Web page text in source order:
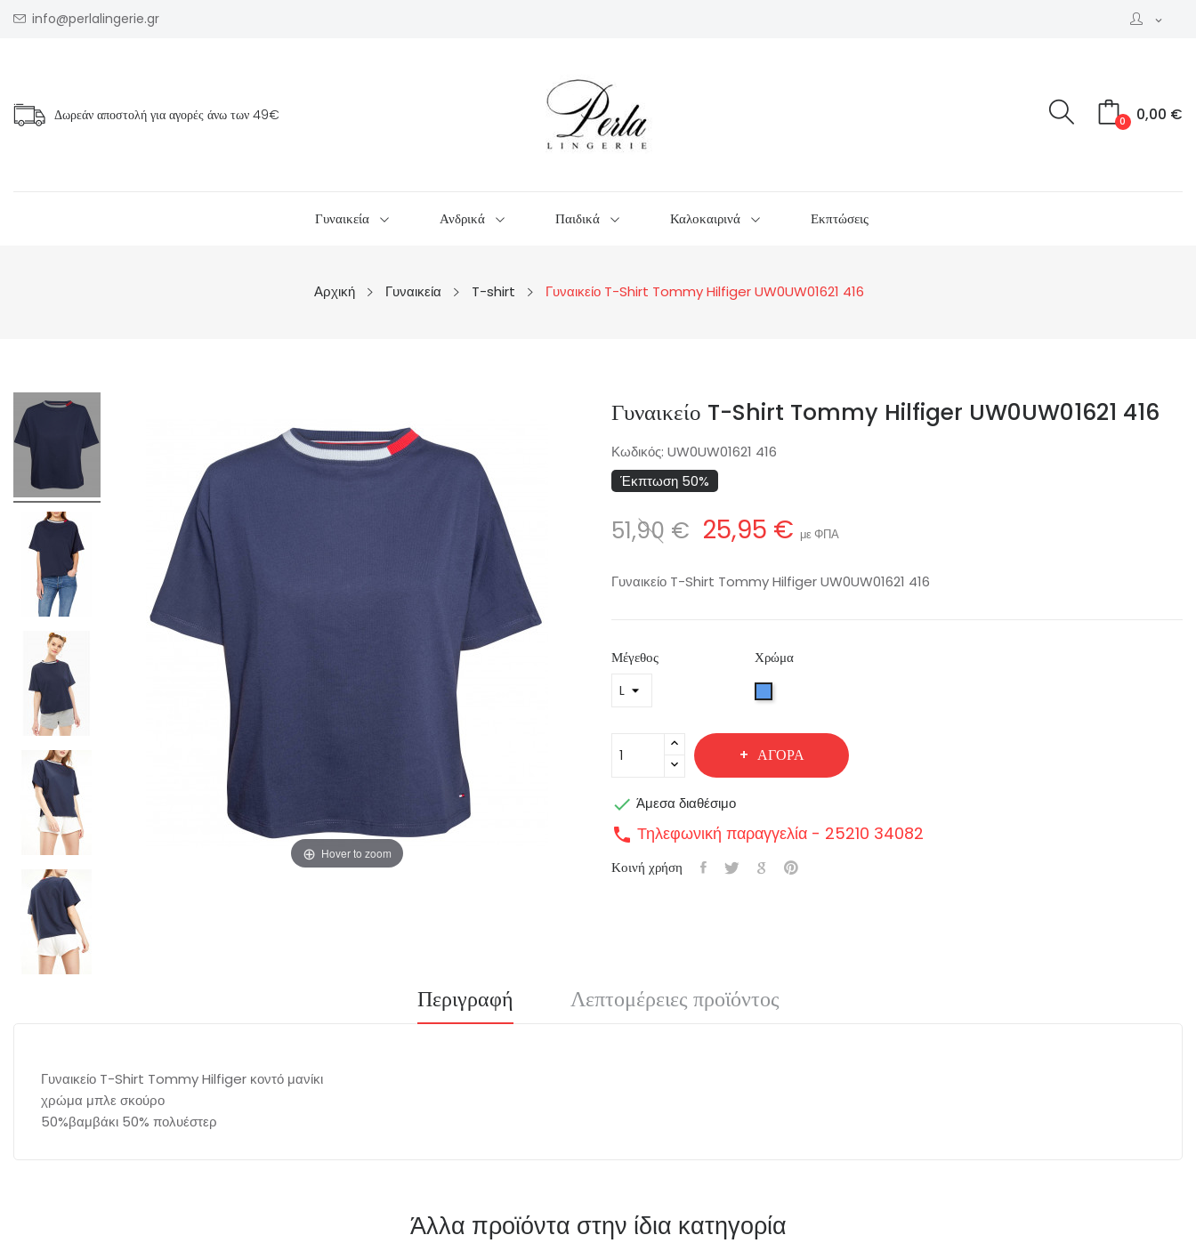
expand_more
info@perlalingerie.gr
Δωρεάν αποστολή για αγορές άνω των 49€ 0,00 €
0
Γυναικεία Ανδρικά Παιδικά Καλοκαιρινά Εκπτώσεις
Αρχική Γυναικεία T-shirt Γυναικείο T-Shirt Tommy Hilfiger UW0UW01621 416
Hover to zoom
Γυναικείο T-Shirt Tommy Hilfiger UW0UW01621 416
Κωδικός: UW0UW01621 416
Έκπτωση 50%
51,90 € 25,95 € με ΦΠΑ
Γυναικείο T-Shirt Tommy Hilfiger UW0UW01621 416
Μέγεθος Χρώμα
Μπλε
ΑΓΟΡΆ
 Άμεσα διαθέσιμο
call Τηλεφωνική παραγγελία - 25210 34082
Κοινή χρήση
Περιγραφή Λεπτομέρειες προϊόντος
Γυναικείο T-Shirt Tommy Hilfiger κοντό μανίκι
χρώμα μπλε σκούρο
50%βαμβάκι 50% πολυέστερ
Άλλα προϊόντα στην ίδια κατηγορία